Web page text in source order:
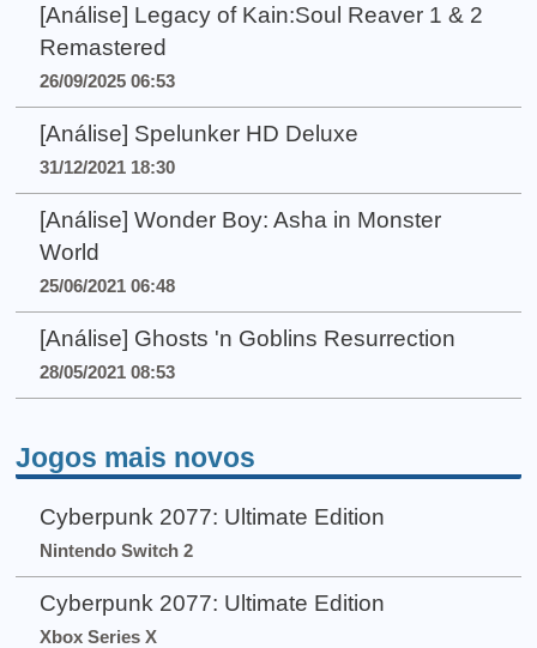
[Análise] Legacy of Kain:Soul Reaver 1 & 2
Remastered
26/09/2025 06:53
[Análise] Spelunker HD Deluxe
31/12/2021 18:30
[Análise] Wonder Boy: Asha in Monster
World
25/06/2021 06:48
[Análise] Ghosts 'n Goblins Resurrection
28/05/2021 08:53
Jogos mais novos
Cyberpunk 2077: Ultimate Edition
Nintendo Switch 2
Cyberpunk 2077: Ultimate Edition
Xbox Series X